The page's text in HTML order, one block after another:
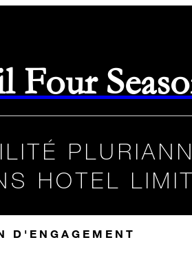
Four
HOTEL
D'ENGAGEMENT